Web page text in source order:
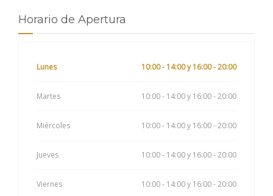
Horario de Apertura
Lunes 10:00 - 14:00 y 16:00 - 20:00
Martes 10:00 - 14:00 y 16:00 - 20:00
Miércoles 10:00 - 14:00 y 16:00 - 20:00
Jueves 10:00 - 14:00 y 16:00 - 20:00
Viernes 10:00 - 14:00 y 16:00 - 20:00